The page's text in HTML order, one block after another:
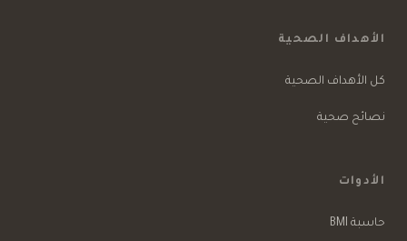
الأهداف الصحية
كل الأهداف الصحية
نصائح صحية
الأدوات
حاسبة BMI